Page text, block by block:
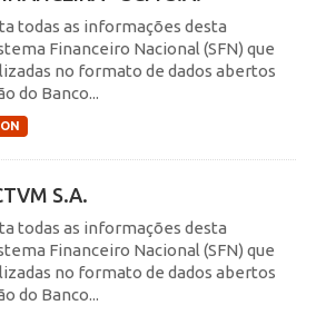
todas as informações desta
Financeiro Nacional (SFN) que
no formato de dados abertos
do Banco...
S.A.
todas as informações desta
Financeiro Nacional (SFN) que
no formato de dados abertos
do Banco...